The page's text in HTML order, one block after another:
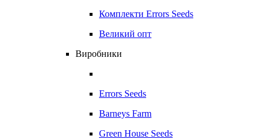
Комплекти Errors Seeds
Великий опт
Виробники
Errors Seeds
Barneys Farm
Green House Seeds